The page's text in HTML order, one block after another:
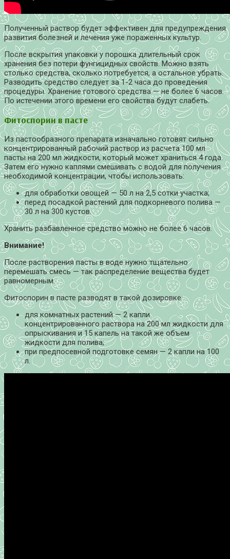
Полученный раствор будет эффективен для предупреждения
развития болезней и лечения уже пораженных культур.
После вскрытия упаковки у порошка длительный срок
хранения без потери фунгицидных свойств. Можно взять
столько средства, сколько потребуется, а остальное убрать.
Разводить средство следует за 1-2 часа до проведения
процедуры. Хранение готового средства — не более 6 часов.
По истечении этого времени его свойства будут слабеть.
Фитоспорин в пасте
Из пастообразного препарата изначально готовят сильно
концентрированный рабочий раствор из расчета 100 мл
пасты на 200 мл жидкости, который может храниться 4 года.
Затем его нужно каплями смешивать с водой для получения
необходимой концентрации, чтобы использовать:
для обработки овощей — 50 л на 2,5 сотки участка;
перед посадкой растений для подкорневого полива —
30 л на 300 кустов.
Хранить разбавленное средство можно не более 6 часов.
Внимание!
После растворения пасты в воде нужно тщательно
перемешать смесь — так распределение вещества будет
равномерным.
Фитоспорин в пасте разводят в такой дозировке:
для комнатных растений — 2 капли
концентрированного раствора на 200 мл жидкости для
опрыскивания и 15 капель на такой же объем
жидкости для полива;
при предпосевной подготовке семян — 2 капли на 100
л.